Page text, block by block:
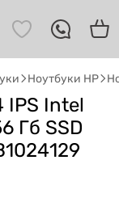
Ноутбуки HP
IPS Intel
Гб SSD